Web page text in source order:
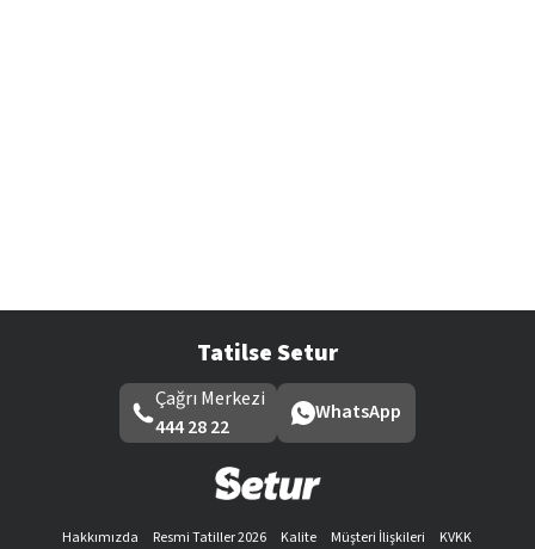
Tatilse Setur
Çağrı Merkezi
444 28 22
WhatsApp
Hakkımızda Resmi Tatiller 2026 Kalite Müşteri İlişkileri
KVKK